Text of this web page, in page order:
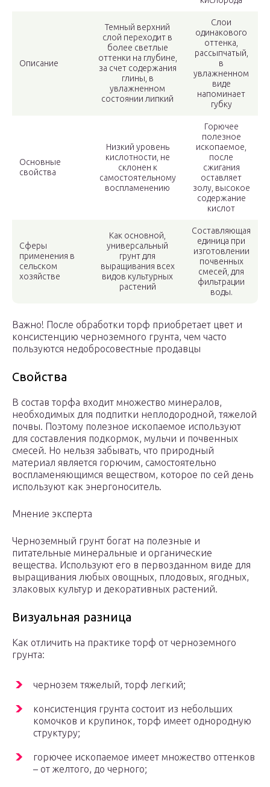
Описание
Темный верхний
слой переходит в
более светлые
оттенки на глубине,
за счет содержания
глины, в
увлажненном
состоянии липкий
Слои
одинакового
оттенка,
рассыпчатый,
в
увлажненном
виде
напоминает
губку
Основные
свойства
Низкий уровень
кислотности, не
склонен к
самостоятельному
воспламенению
Горючее
полезное
ископаемое,
после
сжигания
оставляет
золу, высокое
содержание
кислот
Сферы
применения в
сельском
хозяйстве
Как основной,
универсальный
грунт для
выращивания всех
видов культурных
растений
Составляющая
единица при
изготовлении
почвенных
смесей, для
фильтрации
воды.
Важно! После обработки торф приобретает цвет и
консистенцию черноземного грунта, чем часто
пользуются недобросовестные продавцы
Свойства
В состав торфа входит множество минералов,
необходимых для подпитки неплодородной, тяжелой
почвы. Поэтому полезное ископаемое используют
для составления подкормок, мульчи и почвенных
смесей. Но нельзя забывать, что природный
материал является горючим, самостоятельно
воспламеняющимся веществом, которое по сей день
используют как энергоноситель.
Мнение эксперта
Черноземный грунт богат на полезные и
питательные минеральные и органические
вещества. Используют его в первозданном виде для
выращивания любых овощных, плодовых, ягодных,
злаковых культур и декоративных растений.
Визуальная разница
Как отличить на практике торф от черноземного
грунта:
чернозем тяжелый, торф легкий;
консистенция грунта состоит из небольших
комочков и крупинок, торф имеет однородную
структуру;
горючее ископаемое имеет множество оттенков
– от желтого, до черного;